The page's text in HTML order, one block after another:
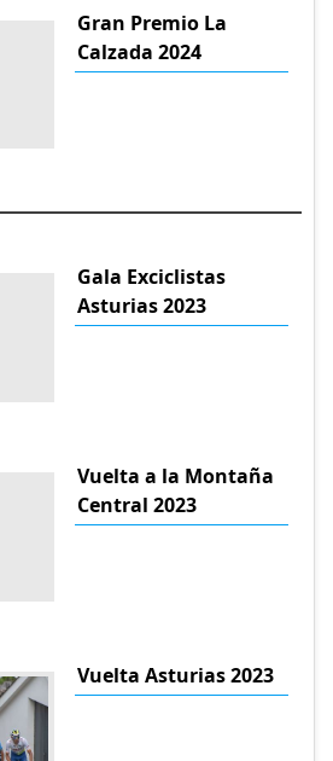
Gran Premio La
Calzada 2024
Gala Exciclistas
Asturias 2023
Vuelta a la Montaña
Central 2023
Vuelta Asturias 2023